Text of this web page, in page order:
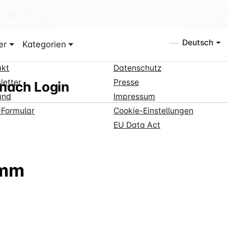
Deutsch
Kategorien
Login
Datenschutz
Presse
Impressum
Cookie-Einstellungen
EU Data Act